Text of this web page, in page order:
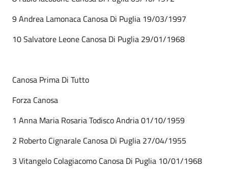
9 Andrea Lamonaca Canosa Di Puglia 19/03/1997
10 Salvatore Leone Canosa Di Puglia 29/01/1968
Canosa Prima Di Tutto
Forza Canosa
1 Anna Maria Rosaria Todisco Andria 01/10/1959
2 Roberto Cignarale Canosa Di Puglia 27/04/1955
3 Vitangelo Colagiacomo Canosa Di Puglia 10/01/1968